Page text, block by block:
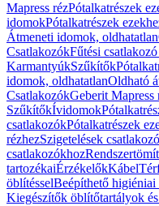
Mapress rézPótalkatrészek
idomokPótalkatrészek
Átmeneti idomok, oldhatatlan
CsatlakozókFűtési
KarmantyúkSzűkítők
idomok, oldhatatlanOldható
CsatlakozókGeberit
SzűkítőkÍvidomok
csatlakozókPótalkatrészek
rézhezSzigetelések
csatlakozókhoz
tartozékaiÉrzékelőkKábel
öblítésselBeépíthető higiéniai
Kiegészítők öblítőtartályok